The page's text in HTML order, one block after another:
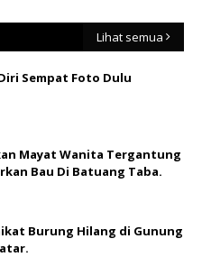
Lihat semua
Sempat Foto Dulu
Mayat Wanita Tergantung
Bau Di Batuang Taba.
Burung Hilang di Gunung